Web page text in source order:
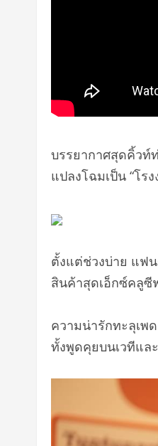
บรรยากาศสุดคิ้วท์ท่
แปลงโฉมเป็น “โ
ตั้งแต่ช่วงบ่าย แฟ
สินค้าสุดเอ็กซ์คลูซี
ความน่ารักทะลุเพ
ทั้งพูดคุยบนเวทีแล